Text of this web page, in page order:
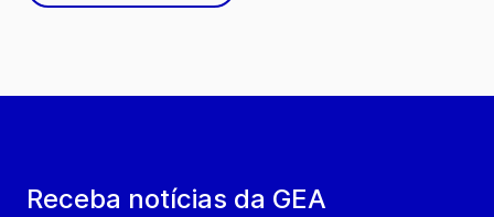
Receba notícias da GEA